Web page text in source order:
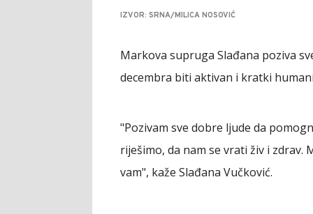
IZVOR: SRNA/MILICA NOSOVIĆ
Markova supruga Slađana poziva
decembra biti aktivan i kratki
"Pozivam sve dobre ljude da
riješimo, da nam se vrati živ i zdrav.
vam", kaže Slađana Vučković.